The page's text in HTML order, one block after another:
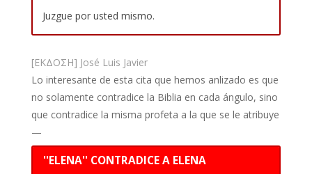
Juzgue por usted mismo.
[ΕΚΔΟΣΗ] José Luis Javier
Lo interesante de esta cita que hemos anlizado es que
no solamente contradice la Biblia en cada ángulo, sino
que contradice la misma profeta a la que se le atribuye
—
''ELENA'' CONTRADICE A ELENA